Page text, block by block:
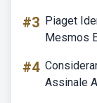
#3 Piaget
Mesmos
#4
Assinale